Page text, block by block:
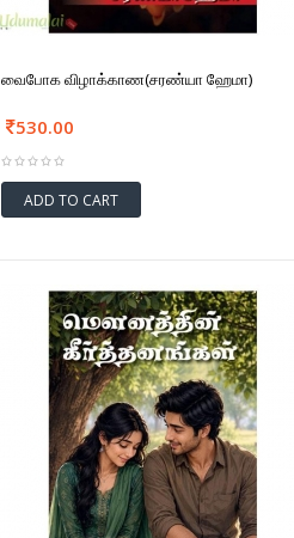
வைபோக விழாக்காண(சரண்யா ஹேமா)
530.00
ADD TO CART